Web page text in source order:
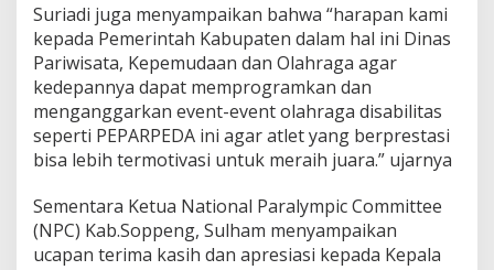
Suriadi juga menyampaikan bahwa “harapan kami
kepada Pemerintah Kabupaten dalam hal ini Dinas
Pariwisata, Kepemudaan dan Olahraga agar
kedepannya dapat memprogramkan dan
menganggarkan event-event olahraga disabilitas
seperti PEPARPEDA ini agar atlet yang berprestasi
bisa lebih termotivasi untuk meraih juara.” ujarnya
Sementara Ketua National Paralympic Committee
(NPC) Kab.Soppeng, Sulham menyampaikan
ucapan terima kasih dan apresiasi kepada Kepala